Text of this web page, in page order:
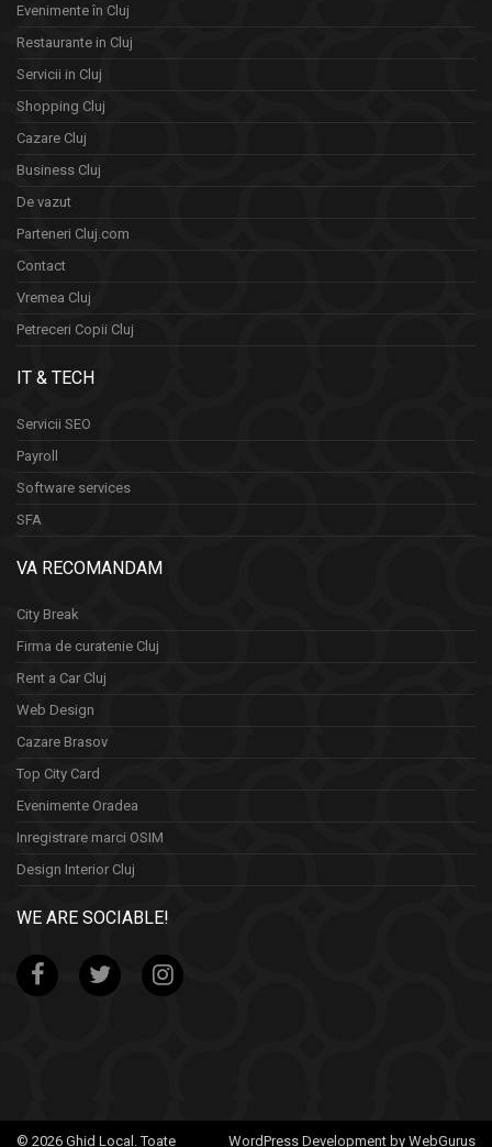
Evenimente în Cluj
Restaurante in Cluj
Servicii in Cluj
Shopping Cluj
Cazare Cluj
Business Cluj
De vazut
Parteneri Cluj.com
Contact
Vremea Cluj
Petreceri Copii Cluj
IT & TECH
Servicii SEO
Payroll
Software services
SFA
VA RECOMANDAM
City Break
Firma de curatenie Cluj
Rent a Car Cluj
Web Design
Cazare Brasov
Top City Card
Evenimente Oradea
Inregistrare marci OSIM
Design Interior Cluj
WE ARE SOCIABLE!
WordPress Development by WebGurus
© 2026 Ghid Local. Toate